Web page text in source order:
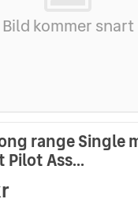
Bild kommer snart
range Single
Pilot Ass...